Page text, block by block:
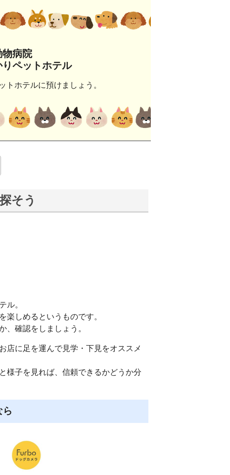
物病院
ペットホテル
トホテルに預けましょう。
そう
ル。
楽しめるというものです。
、確認をしましょう。
店に足を運んで見学・下見をオススメ
様子を見れば、信頼できるかどうか分
ら